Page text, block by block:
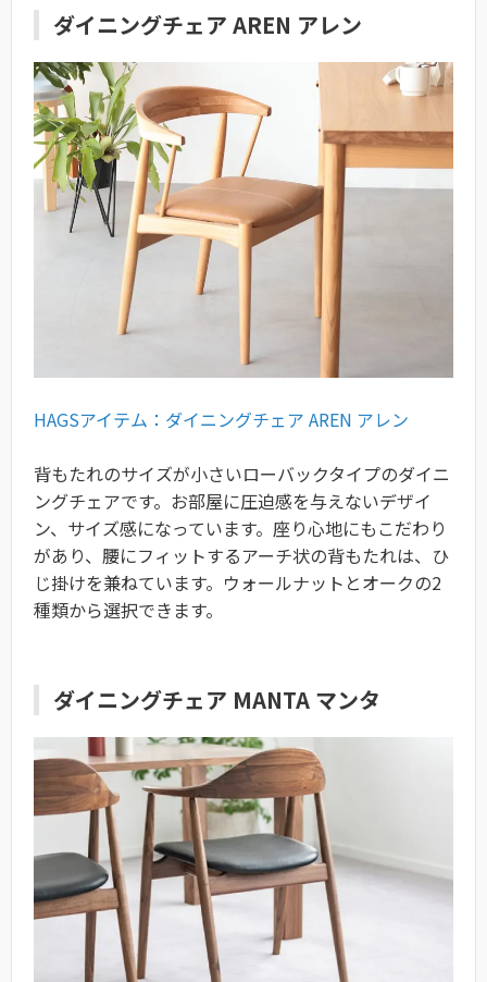
ダイニングチェア AREN アレン
HAGSアイテム：ダイニングチェア AREN アレン
背もたれのサイズが小さいローバックタイプのダイニ
ングチェアです。お部屋に圧迫感を与えないデザイ
ン、サイズ感になっています。座り心地にもこだわり
があり、腰にフィットするアーチ状の背もたれは、ひ
じ掛けを兼ねています。ウォールナットとオークの2
種類から選択できます。
ダイニングチェア MANTA マンタ